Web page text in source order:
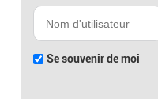
Se souvenir de moi